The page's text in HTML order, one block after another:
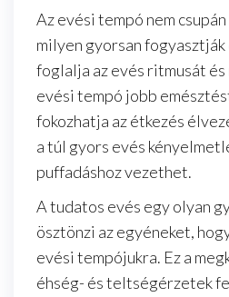
Az evési tempó nem
milyen gyorsan
foglalja az evés ritmusát és
evési tempó jobb
fokozhatja az étkezés
a túl gyors evés
puffadáshoz vezethet.
A tudatos evés egy olyan
ösztönzi az egyéneket,
evési tempójukra. Ez a
éhség- és teltségérzetek